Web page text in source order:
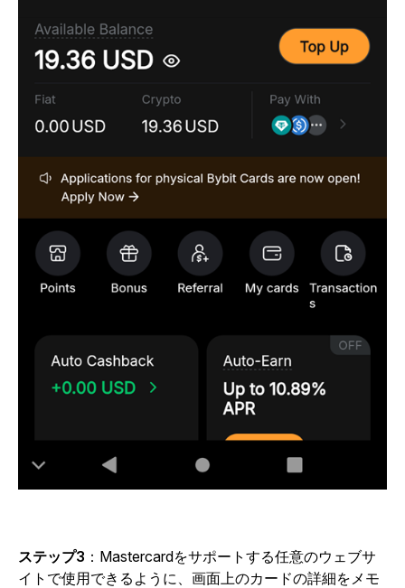
ステップ3 ：Mastercardをサポートする任意のウェブサ
イトで使用できるように、画面上のカードの詳細をメモ